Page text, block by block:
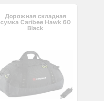
Дорожная складная
сумка Caribee Hawk 60
Black